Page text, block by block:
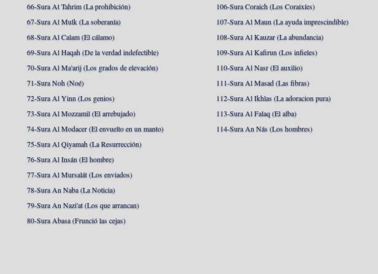
66-Sura At Tahrim (La prohibición)
67-Sura Al Mulk (La soberanía)
68-Sura Al Calam (El cálamo)
69-Sura Al Haqah (De la verdad indefectible)
70-Sura Al Ma'arij (Los grados de elevación)
71-Sura Noh (Noé)
72-Sura Al Yinn (Los genios)
73-Sura Al Mozzamil (El arrebujado)
74-Sura Al Modacer (El envuelto en un manto)
75-Sura Al Qiyamah (La Resurrección)
76-Sura Al Insán (El hombre)
77-Sura Al Mursalát (Los enviados)
78-Sura An Naba (La Noticia)
79-Sura An Nazi'at (Los que arrancan)
80-Sura Abasa (Frunció las cejas)
106-Sura Coraich (Los Coraixíes)
107-Sura Al Maun (La ayuda imprescindible)
108-Sura Al Kauzar (La abundancia)
109-Sura Al Kafirun (Los infieles)
110-Sura Al Nasr (El auxilio)
111-Sura Al Masad (Las fibras)
112-Sura Al Ikhlas (La adoracion pura)
113-Sura Al Falaq (El alba)
114-Sura An Nás (Los hombres)